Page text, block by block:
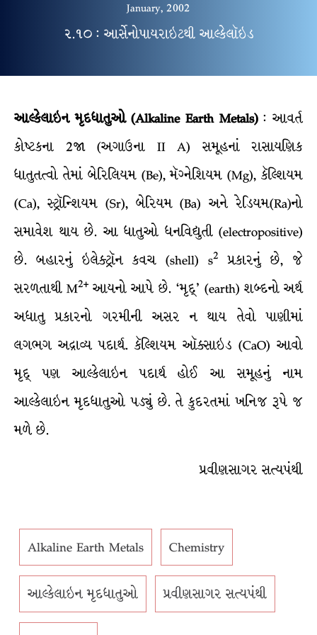
January, 2002
૨.૧૦ : આર્સેનોપાયરાઇટથી આલ્કેલૉઇડ
આલ્કેલાઇન મૃદધાતુઓ (Alkaline Earth Metals): આવર્ત
કોષ્ટકના 2જા (અગાઉના II A) સમૂહનાં રાસાયણિક
ધાતુતત્વો તેમાં બેરિલિયમ (Be), મૅગ્નેશિયમ (Mg), કૅલ્શિયમ
(Ca), સ્ટ્રૉન્શિયમ (Sr), બેરિયમ (Ba) અને રેડિયમ(Ra)નો
સમાવેશ થાય છે. આ ધાતુઓ ધનવિદ્યુતી (electropositive)
છે. બહારનું ઇલેક્ટ્રૉન કવચ (shell) s2
પ્રકારનું છે, જે
સરળતાથી M2+ આયનો આપે છે. ‘મૃદ્’ (earth) શબ્દનો અર્થ
અધાતુ પ્રકારનો ગરમીની અસર ન થાય તેવો પાણીમાં
લગભગ અદ્રાવ્ય પદાર્થ. કૅલ્શિયમ ઑક્સાઇડ (CaO) આવો
મૃદ્ પણ આલ્કેલાઇન પદાર્થ હોઈ આ સમૂહનું નામ
આલ્કેલાઇન મૃદધાતુઓ પડ્યું છે. તે કુદરતમાં ખનિજ રૂપે જ
મળે છે.
પ્રવીણસાગર સત્યપંથી
Alkaline Earth Metals Chemistry
આલ્કેલાઇન મૃદધાતુઓ પ્રવીણસાગર સત્યપંથી